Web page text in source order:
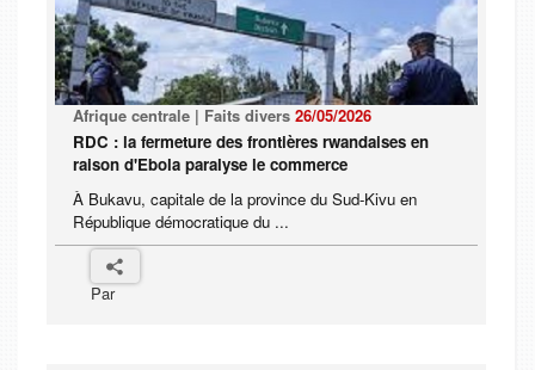
Afrique centrale | Faits divers 26/05/2026
RDC : la fermeture des frontières rwandaises en
raison d'Ebola paralyse le commerce
À Bukavu, capitale de la province du Sud-Kivu en
République démocratique du ...
Par